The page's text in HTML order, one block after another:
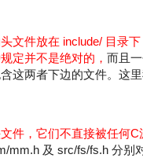
文件放在 include/ 目录
定并不是绝对的， 而且
这两者下边的文件。这
件，它们不直接被任何C
mm.h 及 src/fs/fs.h 分别